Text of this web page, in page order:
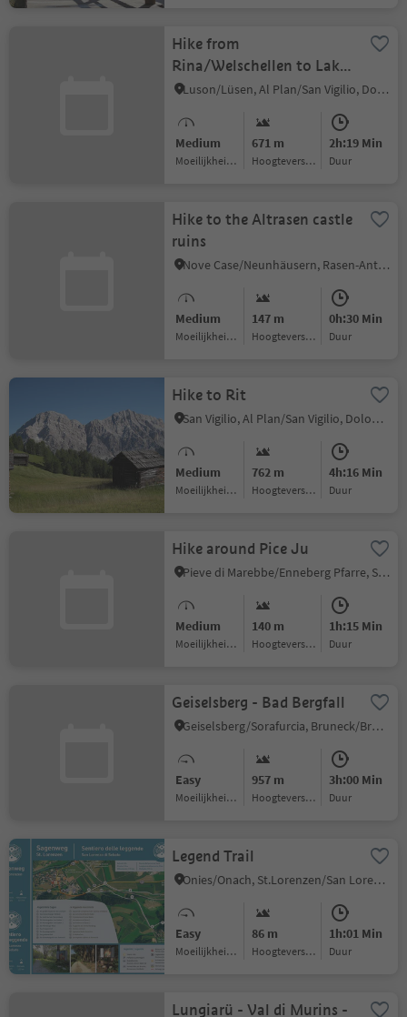
Hike from
Rina/Welschellen to Lake
of Rina
Luson/Lüsen, Al Plan/San Vigilio, Dolomites Region Kronplatz/Plan de Corones
Medium
Moeilijkheidsgraad
671 m
Hoogteverschil
2h:19 Min
Duur
Hike to the Altrasen castle
ruins
Nove Case/Neunhäusern, Rasen-Antholz/Rasun Anterselva, Dolomites Region Kronplatz/Plan de Corones
Medium
Moeilijkheidsgraad
147 m
Hoogteverschil
0h:30 Min
Duur
Hike to Rit
San Vigilio, Al Plan/San Vigilio, Dolomites Region Kronplatz/Plan de Corones
Medium
Moeilijkheidsgraad
762 m
Hoogteverschil
4h:16 Min
Duur
Hike around Pice Ju
Pieve di Marebbe/Enneberg Pfarre, San Martin /San Martino, Dolomites Region Kronplatz/Plan de Corones
Medium
Moeilijkheidsgraad
140 m
Hoogteverschil
1h:15 Min
Duur
Geiselsberg - Bad Bergfall
Geiselsberg/Sorafurcia, Bruneck/Brunico, Dolomites Region Kronplatz/Plan de Corones
Easy
Moeilijkheidsgraad
957 m
Hoogteverschil
3h:00 Min
Duur
Legend Trail
Onies/Onach, St.Lorenzen/San Lorenzo di Sebato, Dolomites Region Kronplatz/Plan de Corones
Easy
Moeilijkheidsgraad
86 m
Hoogteverschil
1h:01 Min
Duur
Lungiarü - Val di Murins -